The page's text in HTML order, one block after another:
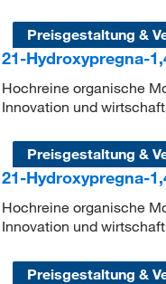
Preisgestaltung &
21-Hydroxypregna-
Hochreine organische
Innovation und
Preisgestaltung &
21-Hydroxypregna-
Hochreine organische
Innovation und
Preisgestaltung &